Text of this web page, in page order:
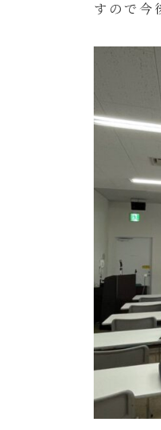
すので今